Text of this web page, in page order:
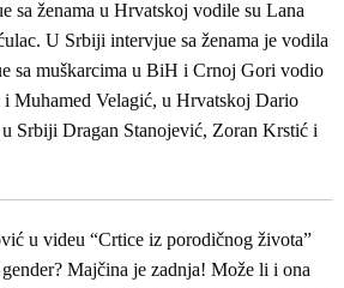
sa ženama u Hrvatskoj vodile su Lana
U Srbiji intervjue sa ženama je vodila
sa muškarcima u BiH i Crnoj Gori vodio
Muhamed Velagić, u Hrvatskoj Dario
Srbiji Dragan Stanojević, Zoran Krstić i
u videu “Crtice iz porodičnog života”
Majčina je zadnja! Može li i ona